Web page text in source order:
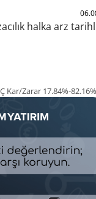
halka arz
Kar/Zarar 17.84%-82.16%